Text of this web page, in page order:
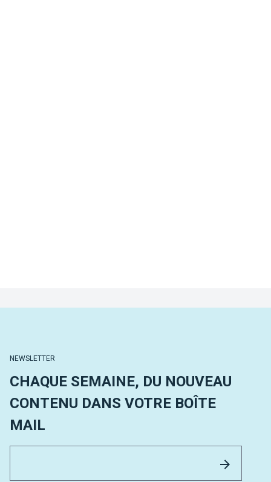
NEWSLETTER
CHAQUE SEMAINE, DU NOUVEAU
CONTENU DANS VOTRE BOÎTE
MAIL